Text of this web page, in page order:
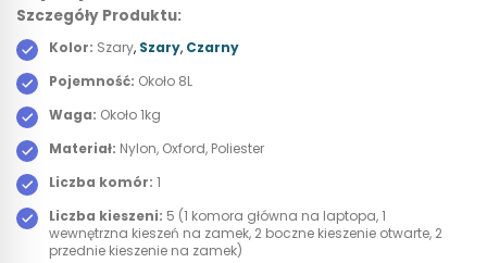
Szczegóły Produktu:
Kolor: Szary, Szary, Czarny
Pojemność: Około 8L
Waga: Około 1kg
Materiał: Nylon, Oxford, Poliester
Liczba komór: 1
Liczba kieszeni: 5 (1 komora główna na laptopa, 1
wewnętrzna kieszeń na zamek, 2 boczne kieszenie otwarte, 2
przednie kieszenie na zamek)